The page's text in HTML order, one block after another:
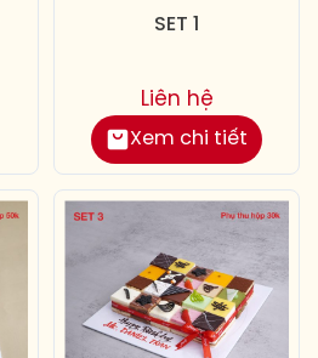
SET 1
Xem chi tiết
Liên hệ